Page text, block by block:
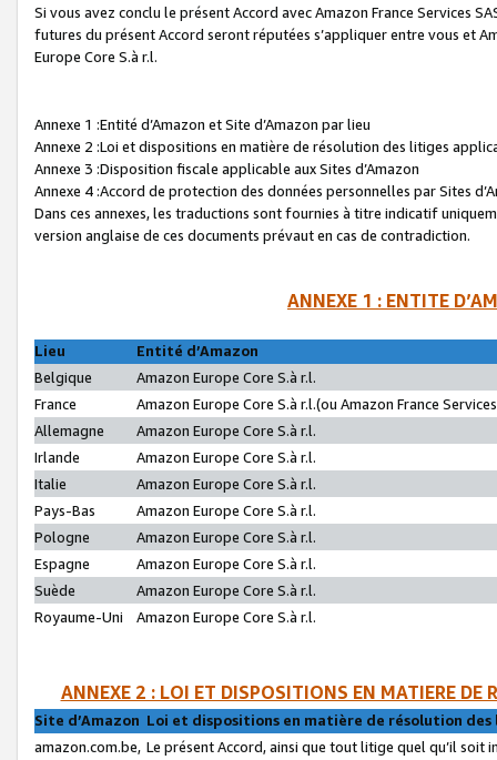
Si vous avez conclu le présent Accord avec Amazon France Services
futures du présent Accord seront réputées s’appliquer entre vous et
Europe Core S.à r.l.
Annexe 1 :Entité d’Amazon et Site d’Amazon par lieu
Annexe 2 :Loi et dispositions en matière de résolution des litiges
Annexe 3 :Disposition fiscale applicable aux Sites d’Amazon
Annexe 4 :Accord de protection des données personnelles par Sites
Dans ces annexes, les traductions sont fournies à titre indicatif
version anglaise de ces documents prévaut en cas de contradiction.
ANNEXE 1 : ENTITE
Lieu
Entité d’Amazon
Belgique
Amazon Europe Core S.à r.l.
France
Amazon Europe Core S.à r.l.(ou Amazon France
Allemagne
Amazon Europe Core S.à r.l.
Irlande
Amazon Europe Core S.à r.l.
Italie
Amazon Europe Core S.à r.l.
Pays-Bas
Amazon Europe Core S.à r.l.
Pologne
Amazon Europe Core S.à r.l.
Espagne
Amazon Europe Core S.à r.l.
Suède
Amazon Europe Core S.à r.l.
Royaume-Uni
Amazon Europe Core S.à r.l.
ANNEXE 2 : LOI ET DISPOSITIONS EN MATIERE DE
Site d’Amazon Loi et dispositions en matière de résolution
amazon.com.be, Le présent Accord, ainsi que tout litige quel qu’il soit